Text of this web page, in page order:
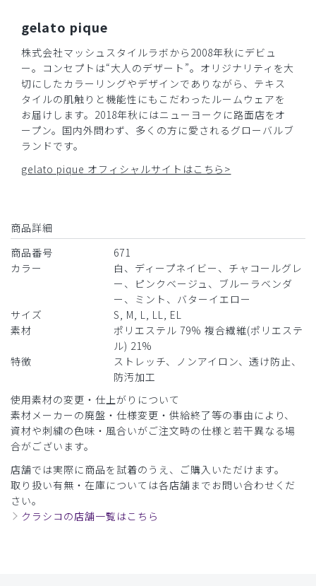
​1 ​2
gelato pique
株式会社マッシュスタイルラボから2008年秋にデビュ
ー。コンセプトは“大人のデザート”。オリジナリティを大
切にしたカラーリングやデザインでありながら、テキス
タイルの肌触りと機能性にもこだわったルームウェアを
お届けします。2018年秋にはニューヨークに路面店をオ
ープン。国内外問わず、多くの方に愛されるグローバルブ
ランドです。
gelato pique オフィシャルサイトはこちら>
商品詳細
商品番号
671
カラー
白、ディープネイビー、チャコールグレ
ー、ピンクベージュ、ブルーラベンダ
ー、ミント、バターイエロー
サイズ
S, M, L, LL, EL
素材
ポリエステル 79% 複合繊維(ポリエステ
ル) 21%
特徴
ストレッチ、ノンアイロン、透け防止、
防汚加工
使用素材の変更・仕上がりについて
素材メーカーの廃盤・仕様変更・供給終了等の事由により、
資材や刺繍の色味・風合いがご注文時の仕様と若干異なる場
合がございます。
店舗では実際に商品を試着のうえ、ご購入いただけます。
取り扱い有無・在庫については各店舗までお問い合わせくだ
さい。
クラシコの店舗一覧はこちら